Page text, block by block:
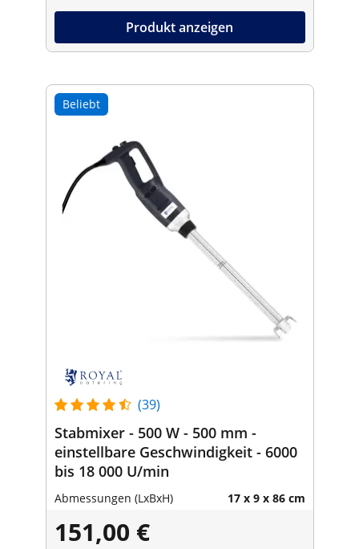
Produkt anzeigen
Beliebt
(39)
Stabmixer - 500 W - 500 mm -
einstellbare Geschwindigkeit - 6000
bis 18 000 U/min
Abmessungen (LxBxH) 17 x 9 x 86 cm
151,00 €